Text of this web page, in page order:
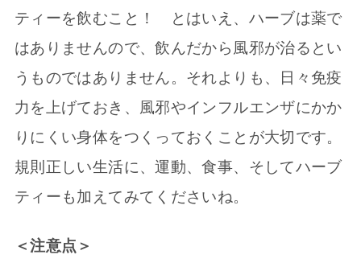
ティーを飲むこと！ とはいえ、ハーブは薬で
はありませんので、飲んだから風邪が治るとい
うものではありません。それよりも、日々免疫
力を上げておき、風邪やインフルエンザにかか
りにくい身体をつくっておくことが大切です。
規則正しい生活に、運動、食事、そしてハーブ
ティーも加えてみてくださいね。
＜注意点＞